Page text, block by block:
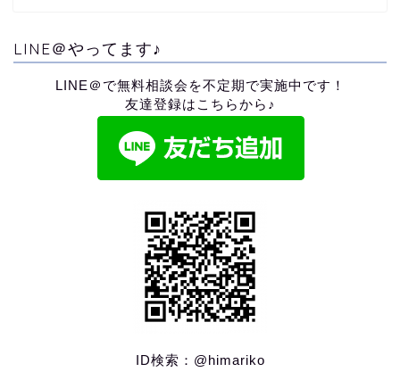
LINE＠やってます♪
LINE＠で無料相談会を不定期で実施中です！
友達登録はこちらから♪
ID検索： @himariko